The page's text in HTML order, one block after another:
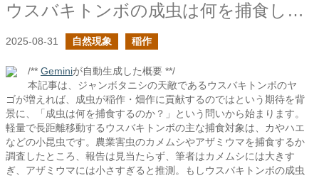
ウスバキトンボの成虫は何を捕食している？
2025-08-31 自然現象 稲作
/** Geminiが自動生成した概要 **/
本記事は、ジャンボタニシの天敵であるウスバキトンボのヤ
ゴが増えれば、成虫が稲作・畑作に貢献するのではという期待を背
景に、「成虫は何を捕食するのか？」という問いから始まります。
軽量で長距離移動するウスバキトンボの主な捕食対象は、カやハエ
などの小昆虫です。農業害虫のカメムシやアザミウマを捕食するか
調査したところ、報告は見当たらず、筆者はカメムシには大きす
ぎ、アザミウマには小さすぎると推測。もしウスバキトンボの成虫